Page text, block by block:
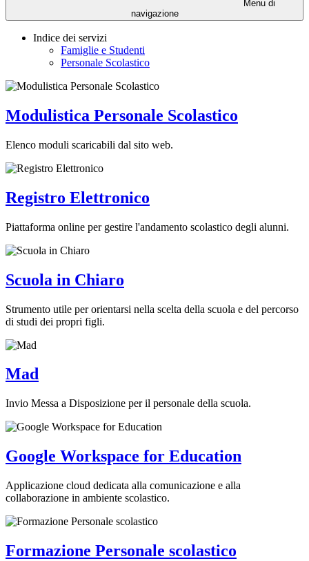
Menu di
navigazione
Indice dei servizi
Famiglie e Studenti
Personale Scolastico
Modulistica Personale Scolastico
Elenco moduli scaricabili dal sito web.
Registro Elettronico
Piattaforma online per gestire l'andamento scolastico degli alunni.
Scuola in Chiaro
Strumento utile per orientarsi nella scelta della scuola e del percorso
di studi dei propri figli.
Mad
Invio Messa a Disposizione per il personale della scuola.
Google Workspace for Education
Applicazione cloud dedicata alla comunicazione e alla
collaborazione in ambiente scolastico.
Formazione Personale scolastico